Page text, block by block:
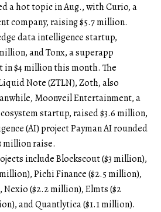
a hot topic in Aug., with Curio, a
company, raising $5.7 million.
data intelligence startup,
and Tonx, a superapp
$4 million this month. The
Note (ZTLN), Zoth, also
Moonveil Entertainment, a
startup, raised $3.6 million,
(AI) project Payman AI rounded
million raise.
include Blockscout ($3 million),
Pichi Finance ($2.5 million),
($2.2 million), Elmts ($2
and Quantlytica ($1.1 million).